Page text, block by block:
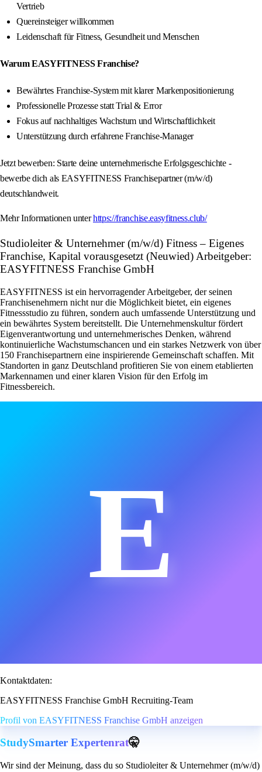
Vertrieb
Quereinsteiger willkommen
Leidenschaft für Fitness, Gesundheit und Menschen
Warum EASYFITNESS Franchise?
Bewährtes Franchise-System mit klarer Markenpositionierung
Professionelle Prozesse statt Trial & Error
Fokus auf nachhaltiges Wachstum und Wirtschaftlichkeit
Unterstützung durch erfahrene Franchise-Manager
Jetzt bewerben: Starte deine unternehmerische Erfolgsgeschichte -
bewerbe dich als EASYFITNESS Franchisepartner (m/w/d)
deutschlandweit.
Mehr Informationen unterhttps://franchise.easyfitness.club/
Studioleiter & Unternehmer (m/w/d) Fitness – Eigenes
Franchise, Kapital vorausgesetzt (Neuwied) Arbeitgeber:
EASYFITNESS Franchise GmbH
EASYFITNESS ist ein hervorragender Arbeitgeber, der seinen
Franchisenehmern nicht nur die Möglichkeit bietet, ein eigenes
Fitnessstudio zu führen, sondern auch umfassende Unterstützung und
ein bewährtes System bereitstellt. Die Unternehmenskultur fördert
Eigenverantwortung und unternehmerisches Denken, während
kontinuierliche Wachstumschancen und ein starkes Netzwerk von über
150 Franchisepartnern eine inspirierende Gemeinschaft schaffen. Mit
Standorten in ganz Deutschland profitieren Sie von einem etablierten
Markennamen und einer klaren Vision für den Erfolg im
Fitnessbereich.
E
Kontaktdaten:
EASYFITNESS Franchise GmbH Recruiting-Team
Profil von EASYFITNESS Franchise GmbH anzeigen
StudySmarter Expertenrat🤫
Wir sind der Meinung, dass du so Studioleiter & Unternehmer (m/w/d)